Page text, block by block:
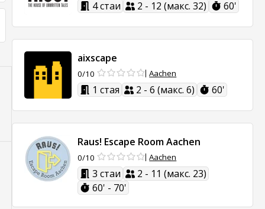
4 стаи 2 - 12 (макс. 32) 60'
aixscape
0/10 Aachen
1 стая 2 - 6 (макс. 6) 60'
Raus! Escape Room Aachen
0/10 Aachen
3 стаи
2 - 11 (макс. 23)
60' - 70'